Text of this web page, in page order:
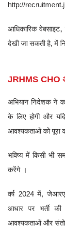
http://
आधिकारिक
देखी जा सकती है, में
JRHMS CHO
अभियान निदेशक ने
के लिए होगी और
आवश्यकताओं को पूरा
भविष्य में किसी भी
करेंगे ।
वर्ष 2024 में,
आधार पर भर्ती की
आवश्यकताओं और